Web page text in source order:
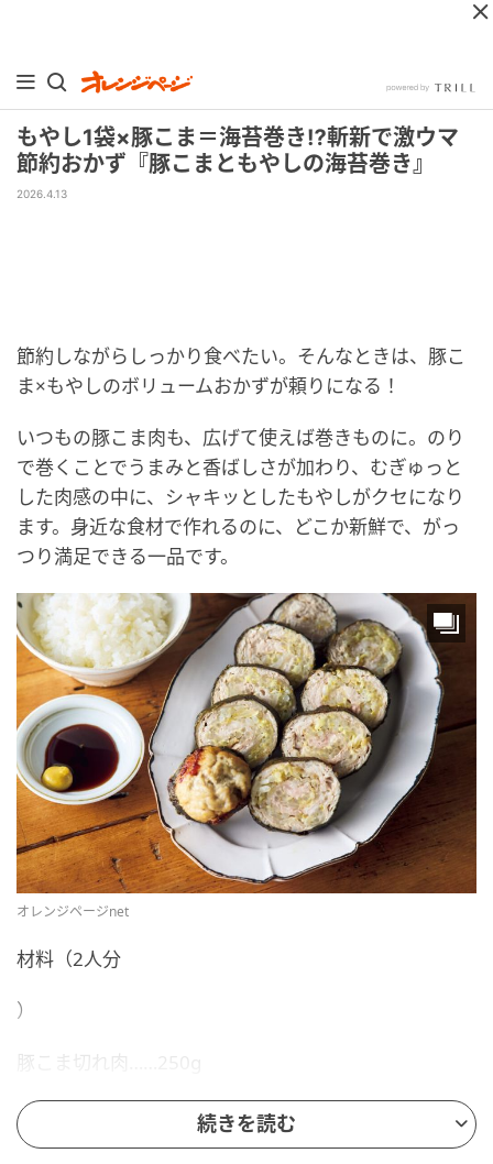
もやし1袋×豚こま＝海苔巻き⁉斬新で激ウマ
節約おかず『豚こまともやしの海苔巻き』
2026.4.13
節約しながらしっかり食べたい。そんなときは、豚こ
ま×もやしのボリュームおかずが頼りになる！
いつもの豚こま肉も、広げて使えば巻きものに。のり
で巻くことでうまみと香ばしさが加わり、むぎゅっと
した肉感の中に、シャキッとしたもやしがクセになり
ます。身近な食材で作れるのに、どこか新鮮で、がっ
つり満足できる一品です。
オレンジページnet
材料（2人分
）
豚こま切れ肉……250g
もやし……1袋（約200g）続きを読む